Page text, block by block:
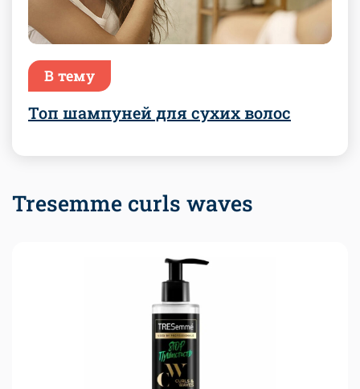
В тему
Топ шампуней для сухих волос
Tresemme curls waves